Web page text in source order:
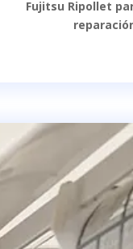
Fujitsu Ripollet